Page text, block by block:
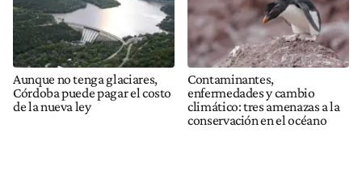
Aunque no tenga glaciares,
Córdoba puede pagar el costo
de la nueva ley
Contaminantes,
enfermedades y cambio
climático: tres amenazas a la
conservación en el océano